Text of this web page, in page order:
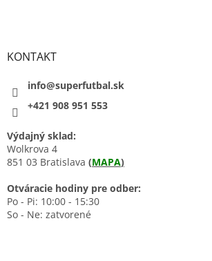
KONTAKT
info@superfutbal.sk
+421 908 951 553
Výdajný sklad:
Wolkrova 4
851 03 Bratislava (MAPA)
Otváracie hodiny pre odber:
Po - Pi: 10:00 - 15:30
So - Ne: zatvorené